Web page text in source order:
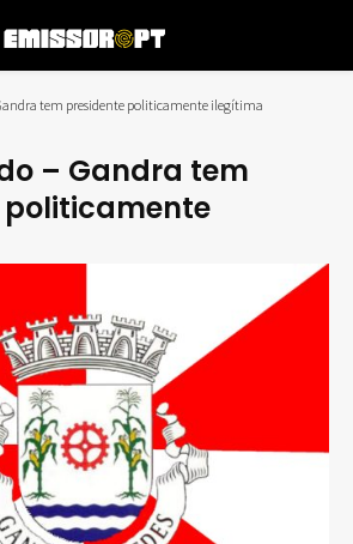
tem presidente politicamente ilegítima
– Gandra tem
politicamente